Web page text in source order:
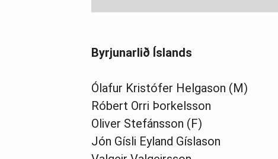
Byrjunarlið Íslands
Ólafur Kristófer Helgason (M)
Róbert Orri Þorkelsson
Oliver Stefánsson (F)
Jón Gísli Eyland Gíslason